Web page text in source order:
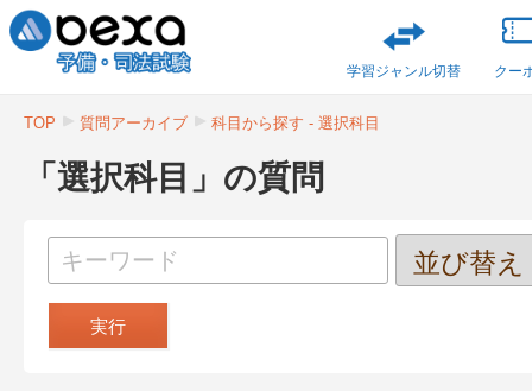
学習ジャンル切替 クー
TOP 質問アーカイブ 科目から探す - 選択科目
「選択科目」の質問